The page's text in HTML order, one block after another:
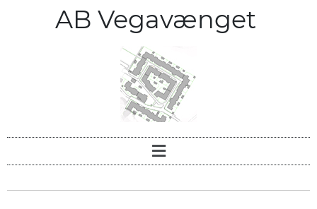
AB Vegavænget